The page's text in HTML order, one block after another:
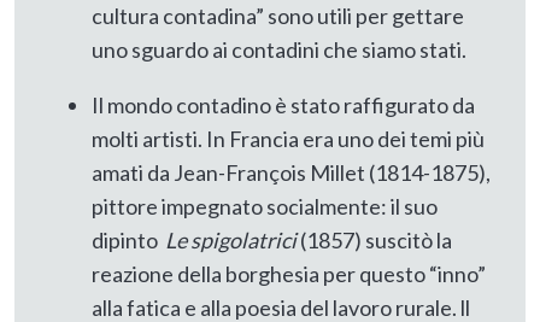
cultura contadina” sono utili per gettare
uno sguardo ai contadini che siamo stati.
Il mondo contadino è stato raffigurato da
molti artisti. In Francia era uno dei temi più
amati da Jean-François Millet (1814-1875),
pittore impegnato socialmente: il suo
dipinto Le spigolatrici(1857) suscitò la
reazione della borghesia per questo “inno”
alla fatica e alla poesia del lavoro rurale. ll